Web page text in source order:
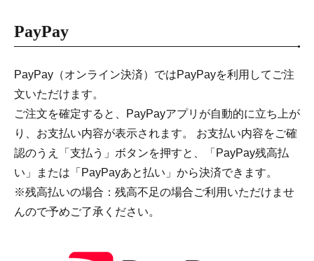
PayPay
PayPay（オンライン決済）ではPayPayを利用してご注
文いただけます。
ご注文を確定すると、PayPayアプリが自動的に立ち上が
り、お支払い内容が表示されます。 お支払い内容をご確
認のうえ「支払う」ボタンを押すと、「PayPay残高払
い」または「PayPayあと払い」から決済できます。
※残高払いの場合：残高不足の場合ご利用いただけませ
んので予めご了承ください。